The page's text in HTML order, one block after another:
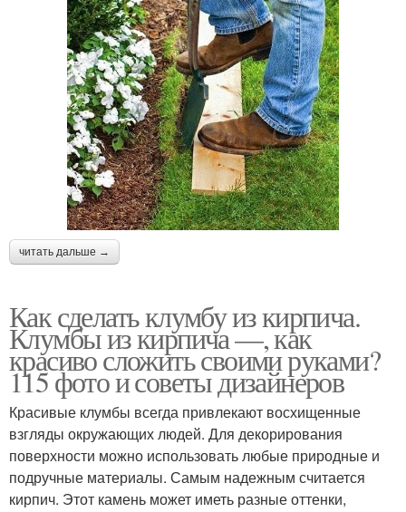
читать дальше →
Как сделать клумбу из кирпича.
Клумбы из кирпича —, как
красиво сложить своими руками?
115 фото и советы дизайнеров
Красивые клумбы всегда привлекают восхищенные
взгляды окружающих людей. Для декорирования
поверхности можно использовать любые природные и
подручные материалы. Самым надежным считается
кирпич. Этот камень может иметь разные оттенки,